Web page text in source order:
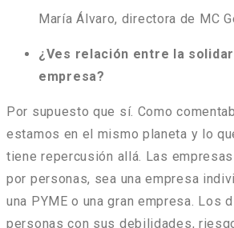
María Álvaro, directora de MC
¿Ves relación entre la
empresa?
Por supuesto que sí. Como
estamos en el mismo planeta y lo
tiene repercusión allá. Las
por personas, sea una empresa
una PYME o una gran empresa. Los
personas con sus debilidades,